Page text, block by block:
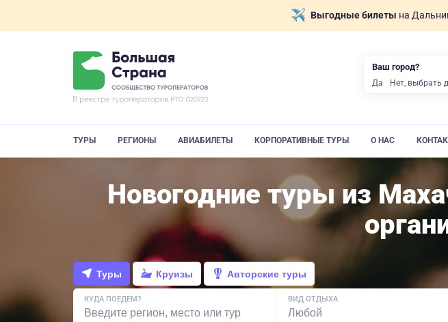
Выгодные билеты на
ТУРЫ РЕГИОНЫ АВИАБИЛЕТЫ КОРПОРАТИВНЫЕ ТУРЫ О НАС
Новогодние туры из
Туры Круизы Авторские туры
КУДА ПОЕДЕМ? ВИД ОТДЫХА
Ваш город?
Да Нет, выбрать